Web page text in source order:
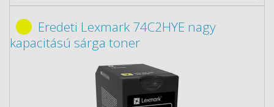
Eredeti Lexmark 74C2HYE nagy
kapacitású sárga toner